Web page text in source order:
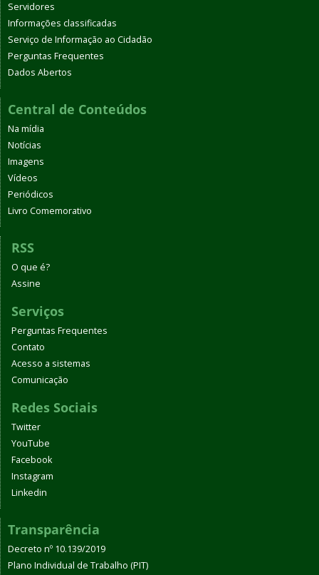
Servidores
Informações classificadas
Serviço de Informação ao Cidadão
Perguntas Frequentes
Dados Abertos
Central de Conteúdos
Na mídia
Notícias
Imagens
Vídeos
Periódicos
Livro Comemorativo
RSS
O que é?
Assine
Serviços
Perguntas Frequentes
Contato
Acesso a sistemas
Comunicação
Redes Sociais
Twitter
YouTube
Facebook
Instagram
Linkedin
Transparência
Decreto nº 10.139/2019
Plano Individual de Trabalho (PIT)